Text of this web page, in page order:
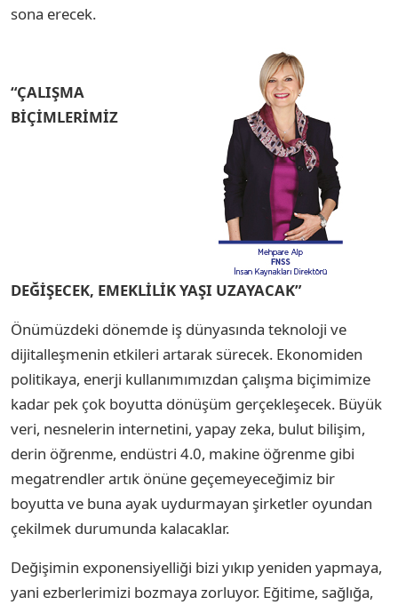
sona erecek.
“ÇALIŞMA
BİÇİMLERİMİZ
DEĞİŞECEK, EMEKLİLİK YAŞI UZAYACAK”
Önümüzdeki dönemde iş dünyasında teknoloji ve
dijitalleşmenin etkileri artarak sürecek. Ekonomiden
politikaya, enerji kullanımımızdan çalışma biçimimize
kadar pek çok boyutta dönüşüm gerçekleşecek. Büyük
veri, nesnelerin internetini, yapay zeka, bulut bilişim,
derin öğrenme, endüstri 4.0, makine öğrenme gibi
megatrendler artık önüne geçemeyeceğimiz bir
boyutta ve buna ayak uydurmayan şirketler oyundan
çekilmek durumunda kalacaklar.
Değişimin exponensiyelliği bizi yıkıp yeniden yapmaya,
yani ezberlerimizi bozmaya zorluyor. Eğitime, sağlığa,